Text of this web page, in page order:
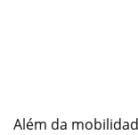
Além da